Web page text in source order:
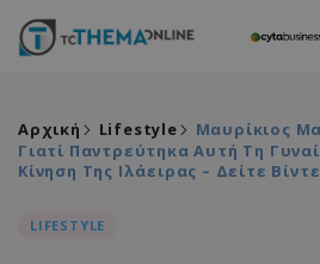
Αρχική Lifestyle
Μαυρίκιος
Γιατί Παντρεύτηκα Αυτή Τη
Κίνηση Της Ιλάειρας – Δείτε
LIFESTYLE